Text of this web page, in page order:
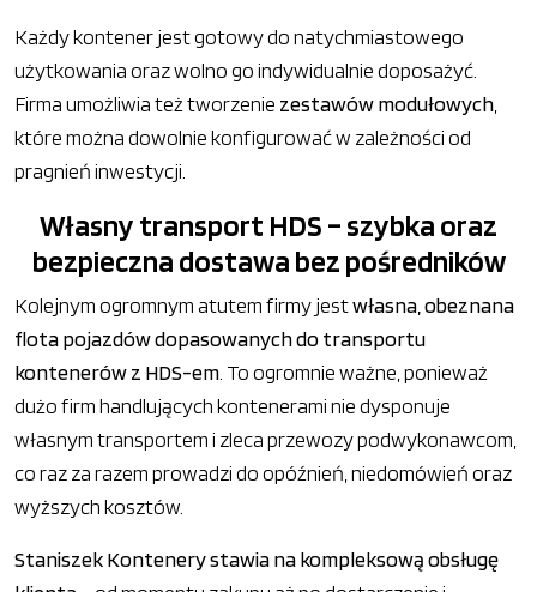
Każdy kontener jest gotowy do natychmiastowego
użytkowania oraz wolno go indywidualnie doposażyć.
Firma umożliwia też tworzenie zestawów modułowych,
które można dowolnie konfigurować w zależności od
pragnień inwestycji.
Własny transport HDS – szybka oraz
bezpieczna dostawa bez pośredników
Kolejnym ogromnym atutem firmy jestwłasna, obeznana
flota pojazdów dopasowanych do transportu
kontenerów z HDS-em. To ogromnie ważne, ponieważ
dużo firm handlujących kontenerami nie dysponuje
własnym transportem i zleca przewozy podwykonawcom,
co raz za razem prowadzi do opóźnień, niedomówień oraz
wyższych kosztów.
Staniszek Kontenery stawia na kompleksową obsługę